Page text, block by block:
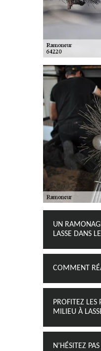
UN
LASSE DANS
COMMENT
PROFITEZ
MILIEU À
N’HÉSITEZ